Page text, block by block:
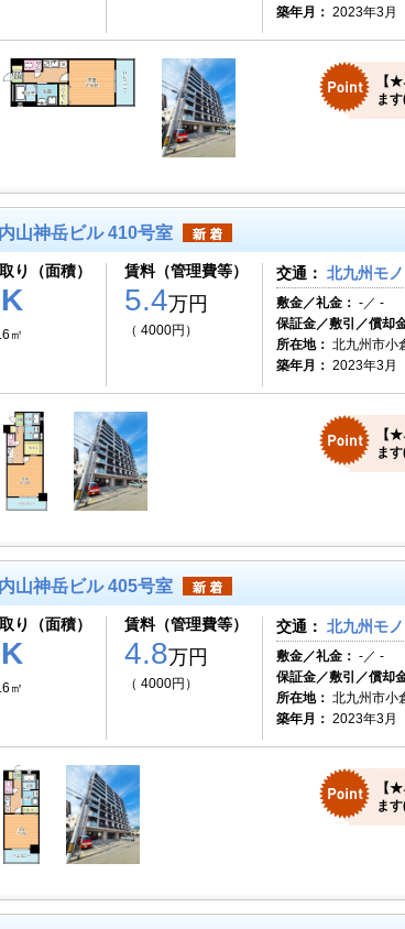
築年月： 2023年3月
【
ま
山神岳ビル 410号室
り（面積）
㎡
賃料（管理費等）
5.4万円
（ 4000円）
交通： 北九州モ
敷金／礼金： -／ -
保証金／敷引／償却
所在地： 北九州市小
築年月： 2023年3月
【
ま
山神岳ビル 405号室
り（面積）
㎡
賃料（管理費等）
4.8万円
（ 4000円）
交通： 北九州モ
敷金／礼金： -／ -
保証金／敷引／償却
所在地： 北九州市小
築年月： 2023年3月
【
ま